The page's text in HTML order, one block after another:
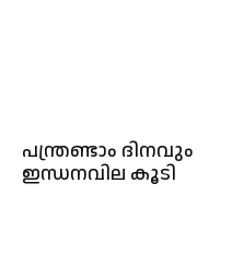
പന്ത്രണ്ടാം ദിനവും
ഇന്ധനവില കൂടി